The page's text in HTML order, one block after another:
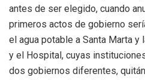
antes de ser elegido, cuando
primeros actos de gobierno
el agua potable a Santa Marta
y el Hospital, cuyas
dos gobiernos diferentes,